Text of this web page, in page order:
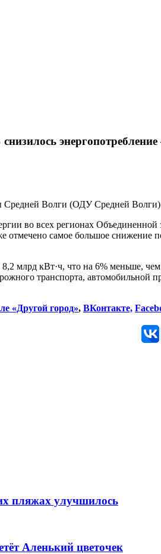
Волги (ОДУ Средней
во всех регионах
отмечено самое большое
млрд кВт·ч, что на 6% меньше,
транспорта,
«Другой город», ВКонтакте,
пляжах улучшилось
Аленький цветочек